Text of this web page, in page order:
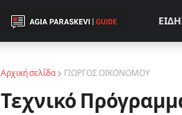
Αρχική σελίδα ΓΙΩΡΓΟΣ ΟΙΚΟΝΟΜΟΥ
Τεχνικό